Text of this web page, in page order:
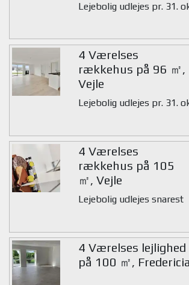
Lejebolig udlejes pr. 31.
4 Værelses
rækkehus på 96 ㎡,
Vejle
Lejebolig udlejes pr. 31.
4 Værelses
rækkehus på 105
㎡, Vejle
Lejebolig udlejes snarest
4 Værelses lejlighed
på 100 ㎡, Fredericia